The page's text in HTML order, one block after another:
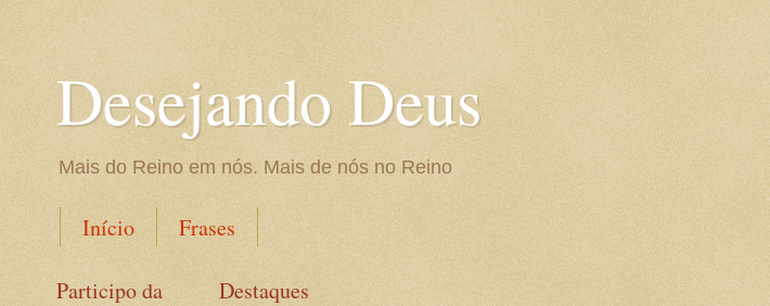
Desejando Deus
Mais do Reino em nós. Mais de nós no Reino
Início Frases
Destaques
Participo da